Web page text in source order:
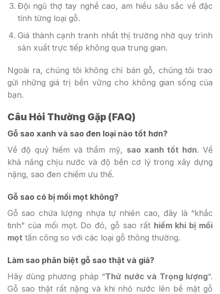
Đội ngũ thợ tay nghề cao, am hiểu sâu sắc về đặc
tính từng loại gỗ.
Giá thành cạnh tranh nhất thị trường nhờ quy trình
sản xuất trực tiếp không qua trung gian.
Ngoài ra, chúng tôi không chỉ bán gỗ, chúng tôi trao
gửi những giá trị bền vững cho không gian sống của
bạn.
Câu Hỏi Thường Gặp (FAQ)
Gỗ sao xanh và sao đen loại nào tốt hơn?
Về độ quý hiếm và thẩm mỹ, sao xanh tốt hơn. Về
khả năng chịu nước và độ bền cơ lý trong xây dựng
nặng, sao đen chiếm ưu thế.
Gỗ sao có bị mối mọt không?
Gỗ sao chứa lượng nhựa tự nhiên cao, đây là “khắc
tinh” của mối mọt. Do đó, gỗ sao rất hiếm khi bị mối
mọt tấn công so với các loại gỗ thông thường.
Làm sao phân biệt gỗ sao thật và giả?
Hãy dùng phương pháp “Thử nước và Trọng lượng“.
Gỗ sao thật rất nặng và khi nhỏ nước lên bề mặt gỗ